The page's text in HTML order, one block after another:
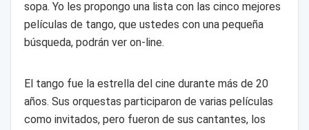
sopa. Yo les propongo una lista con las cinco mejores
películas de tango, que ustedes con una pequeña
búsqueda, podrán ver on-line.
El tango fue la estrella del cine durante más de 20
años. Sus orquestas participaron de varias películas
como invitados, pero fueron de sus cantantes, los